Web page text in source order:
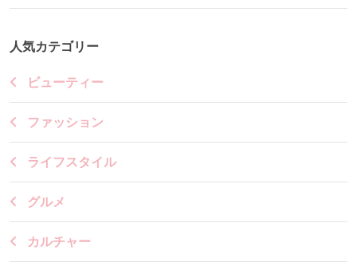
人気カテゴリー
ビューティー
ファッション
ライフスタイル
グルメ
カルチャー